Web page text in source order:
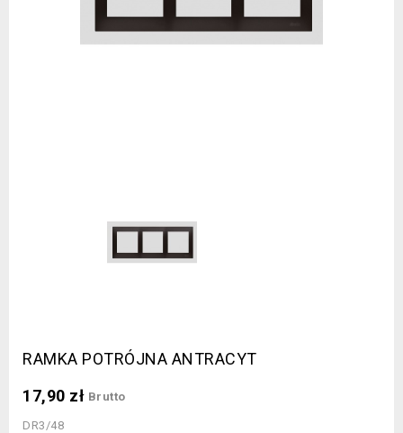
RAMKA POTRÓJNA ANTRACYT
17,90 zł Brutto
DR3/48